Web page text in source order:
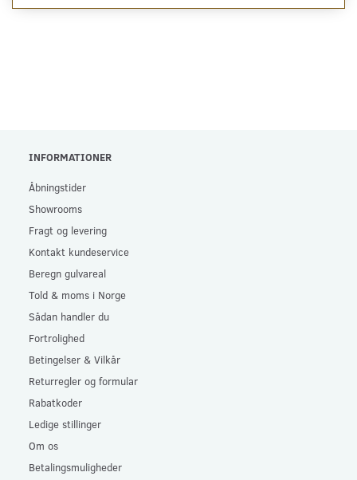
INFORMATIONER
Åbningstider
Showrooms
Fragt og levering
Kontakt kundeservice
Beregn gulvareal
Told & moms i Norge
Sådan handler du
Fortrolighed
Betingelser & Vilkår
Returregler og formular
Rabatkoder
Ledige stillinger
Om os
Betalingsmuligheder